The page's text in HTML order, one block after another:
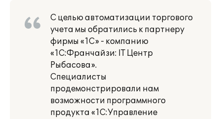
С целью автоматизации торгового
учета мы обратились к партнеру
фирмы «1С» - компанию
«1С:Франчайзи: IT Центр
Рыбасова».
Специалисты
продемонстрировали нам
возможности программного
продукта «1С:Управление